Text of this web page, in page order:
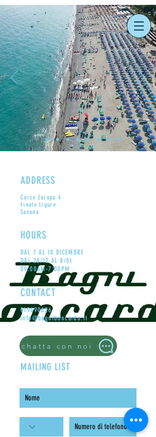
PRENOTA ORA
®
ADDRESS
Corso Europa 4
Finale Ligure
Savona
HOURS
DAL 7 AL 10 DICEMBRE
DAL 28/12 AL 8/01
09:00AM-7:00PM
CONTACT
019690626
info@bagniboncardo.it
chatta con noi
MAILING LIST